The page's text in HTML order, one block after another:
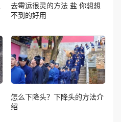
去霉运很灵的方法 盐 你想想
不到的好用
怎么下降头？下降头的方法介
绍